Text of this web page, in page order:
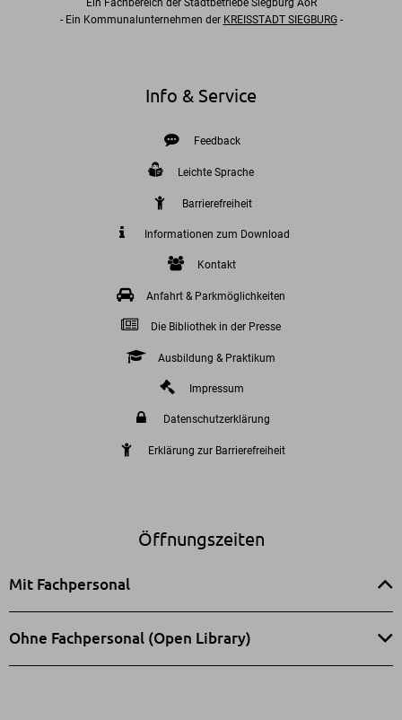
Ein Fachbereich der Stadtbetriebe Siegburg AöR
- Ein Kommunalunternehmen der KREISSTADT SIEGBURG-
Info & Service
Feedback
Leichte Sprache
Barrierefreiheit
Informationen zum Download
Kontakt
Anfahrt & Parkmöglichkeiten
Die Bibliothek in der Presse
Ausbildung & Praktikum
Impressum
Datenschutzerklärung
Erklärung zur Barrierefreiheit
Öffnungszeiten
Mit Fachpersonal
Ohne Fachpersonal (Open Library)